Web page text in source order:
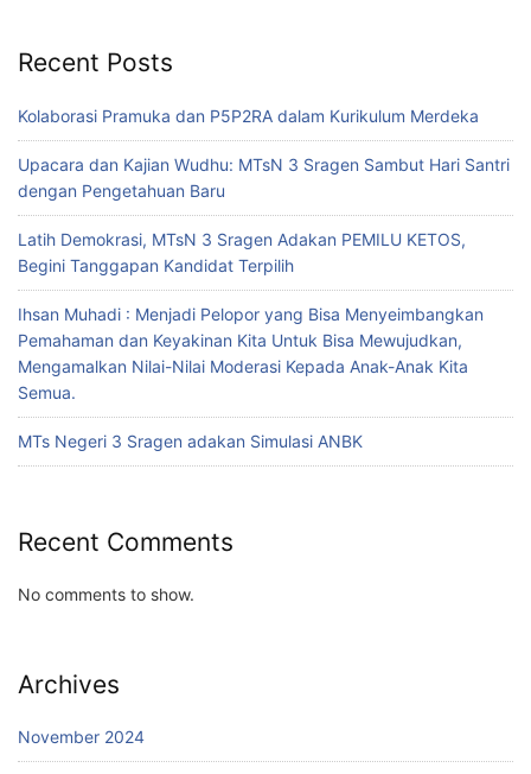
Recent Posts
Kolaborasi Pramuka dan P5P2RA dalam Kurikulum Merdeka
Upacara dan Kajian Wudhu: MTsN 3 Sragen Sambut Hari Santri
dengan Pengetahuan Baru
Latih Demokrasi, MTsN 3 Sragen Adakan PEMILU KETOS,
Begini Tanggapan Kandidat Terpilih
Ihsan Muhadi : Menjadi Pelopor yang Bisa Menyeimbangkan
Pemahaman dan Keyakinan Kita Untuk Bisa Mewujudkan,
Mengamalkan Nilai-Nilai Moderasi Kepada Anak-Anak Kita
Semua.
MTs Negeri 3 Sragen adakan Simulasi ANBK
Recent Comments
No comments to show.
Archives
November 2024